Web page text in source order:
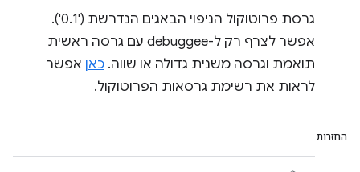
גרסת פרוטוקול הניפוי הבאגים הנדרשת ('0.1').
אפשר לצרף רק ל-debuggee עם גרסה ראשית
תואמת וגרסה משנית גדולה או שווה. כאן אפשר
לראות את רשימת גרסאות הפרוטוקול.
החזרות